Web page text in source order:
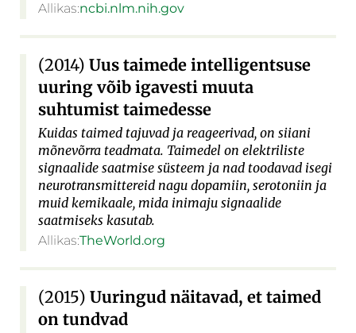
Allikas:ncbi.nlm.nih.gov
(2014) Uus taimede intelligentsuse
uuring võib igavesti muuta
suhtumist taimedesse
Kuidas taimed tajuvad ja reageerivad, on siiani
mõnevõrra teadmata. Taimedel on elektriliste
signaalide saatmise süsteem ja nad toodavad isegi
neurotransmittereid nagu dopamiin, serotoniin ja
muid kemikaale, mida inimaju signaalide
saatmiseks kasutab.
Allikas:TheWorld.org
(2015) Uuringud näitavad, et taimed
on tundvad